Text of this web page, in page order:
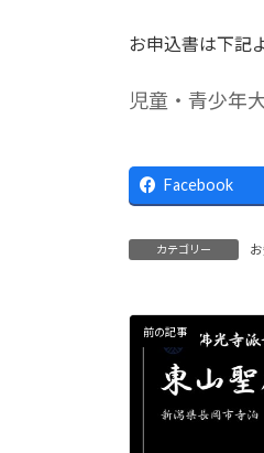
お申込書は下記
児童・青少年
Facebook
カテゴリー
前の記事